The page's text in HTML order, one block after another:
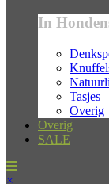
In
Tasjes
Overig
Overig
SALE
×